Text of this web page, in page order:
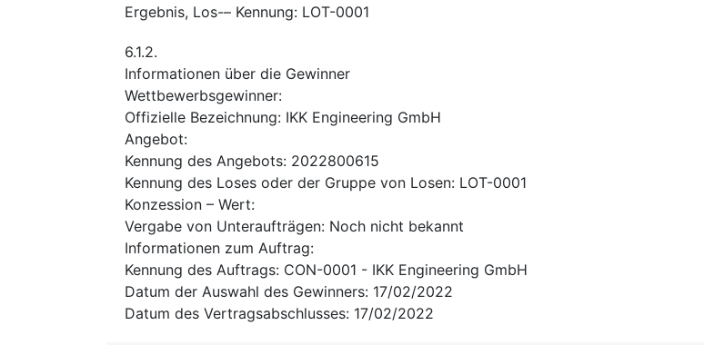
Ergebnis, Los-– Kennung: LOT-0001
6.1.2.
Informationen über die Gewinner
Wettbewerbsgewinner:
Offizielle Bezeichnung: IKK Engineering GmbH
Angebot:
Kennung des Angebots: 2022800615
Kennung des Loses oder der Gruppe von Losen: LOT-0001
Konzession – Wert:
Vergabe von Unteraufträgen: Noch nicht bekannt
Informationen zum Auftrag:
Kennung des Auftrags: CON-0001 - IKK Engineering GmbH
Datum der Auswahl des Gewinners: 17/02/2022
Datum des Vertragsabschlusses: 17/02/2022